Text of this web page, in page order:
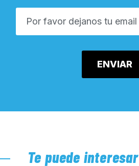
Te puede interesar